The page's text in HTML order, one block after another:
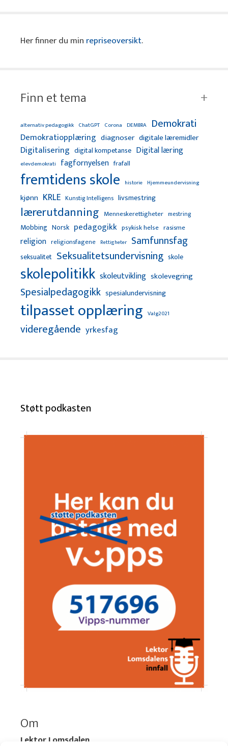
Her finner du min repriseoversikt.
Finn et tema
alternativ pedagogikk ChatGPT Corona DEMBRA Demokrati
Demokratiopplæring diagnoser digitale læremidler
Digitalisering digital kompetanse Digital læring
elevdemokrati fagfornyelsen frafall
fremtidens skole historie Hjemmeundervisning
kjønn KRLE Kunstig Intelligens livsmestring
lærerutdanning Menneskerettigheter mestring
Mobbing Norsk pedagogikk psykisk helse rasisme
religion religionsfagene Rettigheter Samfunnsfag
seksualitet Seksualitetsundervisning skole
skolepolitikk skoleutvikling skolevegring
Spesialpedagogikk spesialundervisning
tilpasset opplæring Valg2021
videregående yrkesfag
Støtt podkasten
Om
Lektor Lomsdalen